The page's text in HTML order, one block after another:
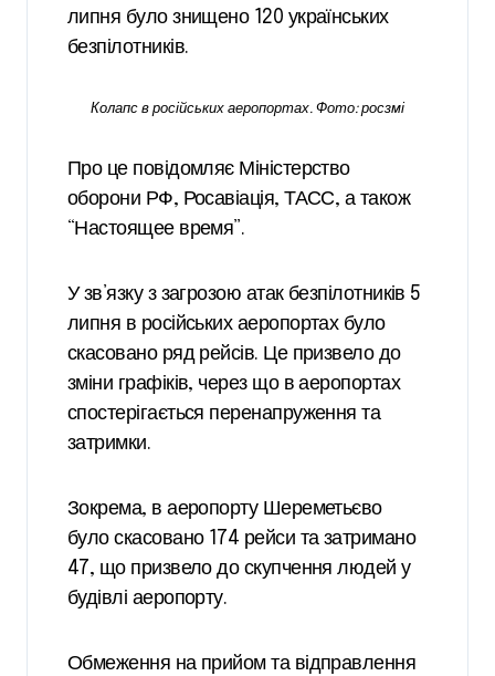
липня було знищено 120 українських
безпілотників.
Колапс в російських аеропортах. Фото: росзмі
Про це повідомляє Міністерство
оборони РФ, Росавіація, ТАСС, а також
“Настоящее время”.
У зв’язку з загрозою атак безпілотників 5
липня в російських аеропортах було
скасовано ряд рейсів. Це призвело до
зміни графіків, через що в аеропортах
спостерігається перенапруження та
затримки.
Зокрема, в аеропорту Шереметьєво
було скасовано 174 рейси та затримано
47, що призвело до скупчення людей у
будівлі аеропорту.
Обмеження на прийом та відправлення